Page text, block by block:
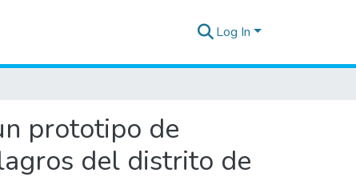
Log In
prototipo de
del distrito de